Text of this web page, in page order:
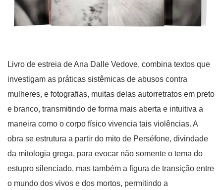
Livro de estreia de Ana Dalle Vedove, combina textos que
investigam as práticas sistêmicas de abusos contra
mulheres, e fotografias, muitas delas autorretratos em preto
e branco, transmitindo de forma mais aberta e intuitiva a
maneira como o corpo físico vivencia tais violências. A
obra se estrutura a partir do mito de Perséfone, divindade
da mitologia grega, para evocar não somente o tema do
estupro silenciado, mas também a figura de transição entre
o mundo dos vivos e dos mortos, permitindo a